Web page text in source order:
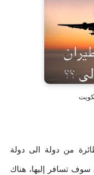
من دولة الى دولة
تسافر إليها، هناك